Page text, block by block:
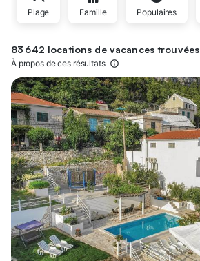
Plage Famille Populaires
83 642 locations de vacances trouvées
À propos de ces résultats